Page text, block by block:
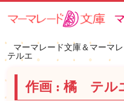
マーマレード文庫＆マーマ
テルエ
作画 :橘 テル